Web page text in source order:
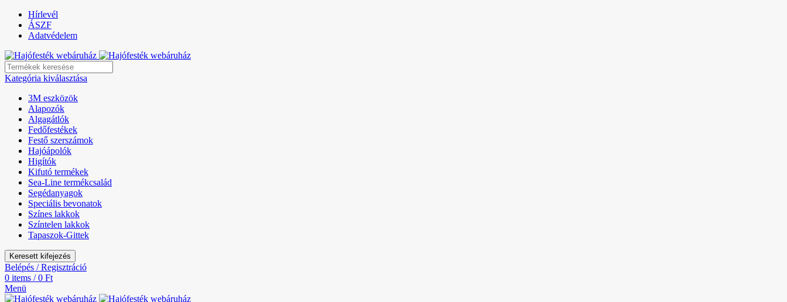
Hírlevél
ÁSZF
Adatvédelem
Kategória kiválasztása
3M eszközök
Alapozók
Algagátlók
Fedőfestékek
Festő szerszámok
Hajóápolók
Higítók
Kifutó termékek
Sea-Line termékcsalád
Segédanyagok
Speciális bevonatok
Színes lakkok
Színtelen lakkok
Tapaszok-Gittek
Keresett kifejezés
Belépés / Regisztráció
0 items / 0 Ft
Menü